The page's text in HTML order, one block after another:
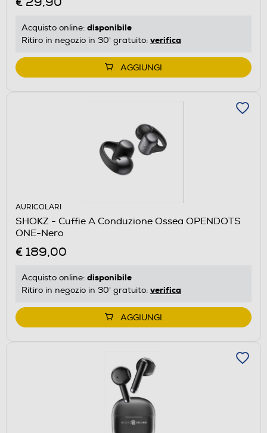
Acquisto online: disponibile
Ritiro in negozio in 30' gratuito: verifica
AGGIUNGI
AURICOLARI
SHOKZ - Cuffie A Conduzione Ossea OPENDOTS
ONE-Nero
€ 189,00
Acquisto online: disponibile
Ritiro in negozio in 30' gratuito: verifica
AGGIUNGI